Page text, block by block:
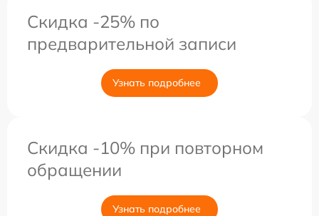
Скидка -25% по
предварительной записи
Узнать подробнее
Скидка -10% при повторном
обращении
Узнать подробнее